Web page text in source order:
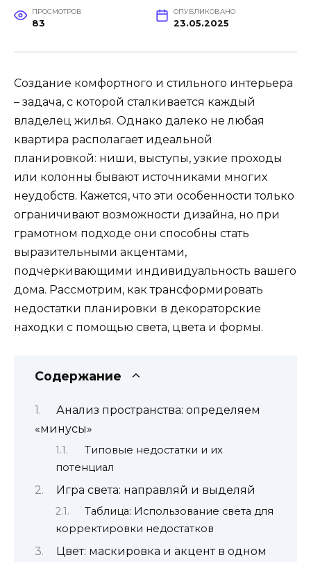
ПРОСМОТРОВ
83
ОПУБЛИКОВАНО
23.05.2025
Создание комфортного и стильного интерьера
– задача, с которой сталкивается каждый
владелец жилья. Однако далеко не любая
квартира располагает идеальной
планировкой: ниши, выступы, узкие проходы
или колонны бывают источниками многих
неудобств. Кажется, что эти особенности только
ограничивают возможности дизайна, но при
грамотном подходе они способны стать
выразительными акцентами,
подчеркивающими индивидуальность вашего
дома. Рассмотрим, как трансформировать
недостатки планировки в декораторские
находки с помощью света, цвета и формы.
Содержание
Анализ пространства: определяем
«минусы»
Типовые недостатки и их
потенциал
Игра света: направляй и выделяй
Таблица: Использование света для
корректировки недостатков
Цвет: маскировка и акцент в одном